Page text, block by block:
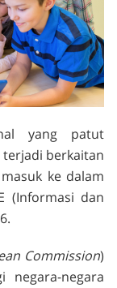
yang patut
terjadi berkaitan
ke dalam
(Informasi dan
Commission)
negara-negara